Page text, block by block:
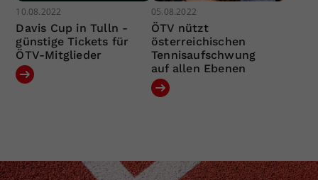
10.08.2022
Davis Cup in Tulln -
günstige Tickets für
ÖTV-Mitglieder
05.08.2022
ÖTV nützt
österreichischen
Tennisaufschwung
auf allen Ebenen